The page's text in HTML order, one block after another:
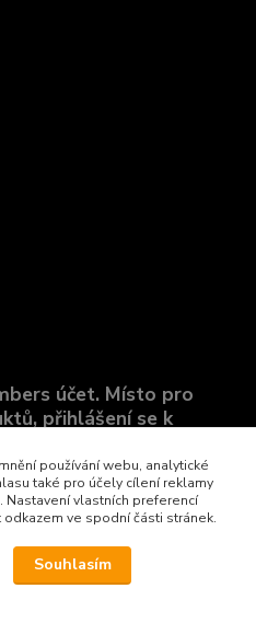
účet. Místo pro
přihlášení se k
používání webu, analytické
také pro účely cílení reklamy
Nastavení vlastních preferencí
ve spodní části stránek.
Souhlasím